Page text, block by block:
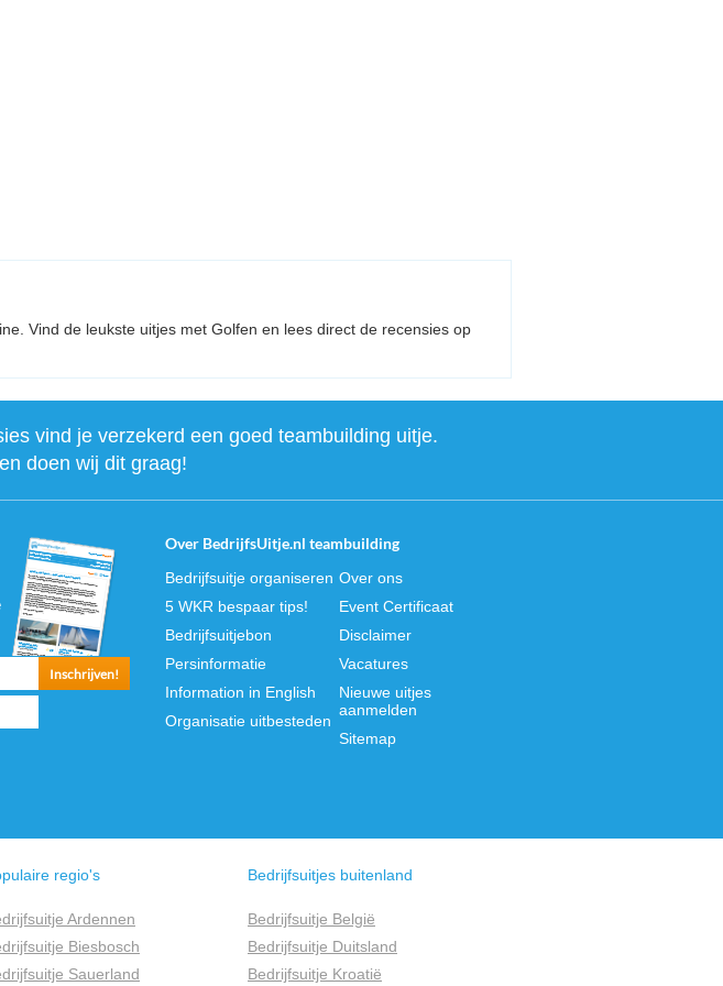
Vind de leukste uitjes met Golfen en lees direct de recensies op
vind je verzekerd een goed teambuilding uitje.
doen wij dit graag!
Over BedrijfsUitje.nl teambuilding
Bedrijfsuitje organiseren
5 WKR bespaar tips!
Bedrijfsuitjebon
Persinformatie
Information in English
Organisatie uitbesteden
Over ons
Event Certificaat
Disclaimer
Vacatures
Nieuwe uitjes
aanmelden
Sitemap
regio's
Ardennen
Biesbosch
Sauerland
Bedrijfsuitjes buitenland
Bedrijfsuitje België
Bedrijfsuitje Duitsland
Bedrijfsuitje Kroatië